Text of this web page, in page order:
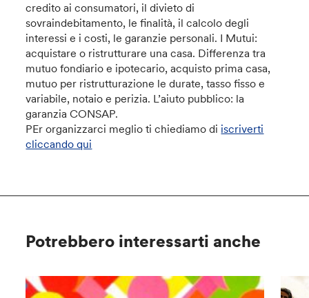
credito ai consumatori, il divieto di
sovraindebitamento, le finalità, il calcolo degli
interessi e i costi, le garanzie personali. I Mutui:
acquistare o ristrutturare una casa. Differenza tra
mutuo fondiario e ipotecario, acquisto prima casa,
mutuo per ristrutturazione le durate, tasso fisso e
variabile, notaio e perizia. L’aiuto pubblico: la
garanzia CONSAP.
PEr organizzarci meglio ti chiediamo di iscriverti
cliccando qui
Potrebbero interessarti anche